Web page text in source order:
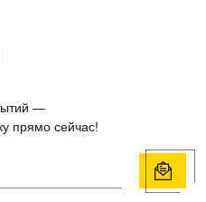
—
прямо сейчас!